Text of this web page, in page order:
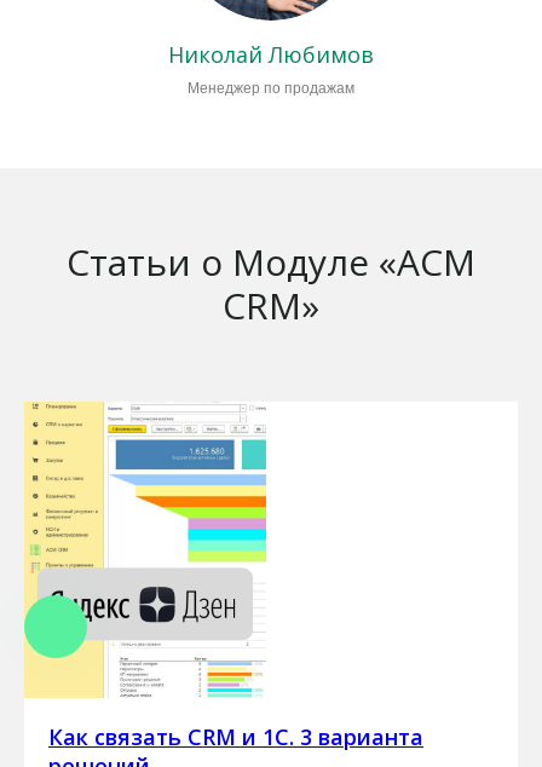
Менеджер по продажам
Николай Любимов
Статьи о Модуле «АСМ
CRM»
Как связать CRM и 1С. 3 варианта